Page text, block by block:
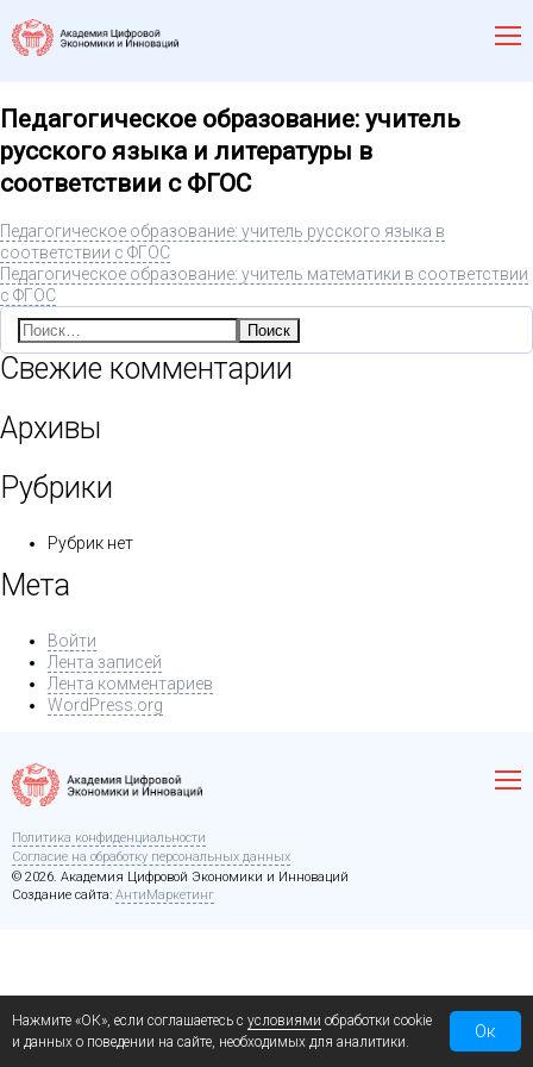
Педагогическое образование: учитель
русского языка и литературы в
соответствии с ФГОС
Педагогическое образование: учитель русского языка в
соответствии с ФГОС
Педагогическое образование: учитель математики в соответствии
с ФГОС
Найти:
Свежие комментарии
Архивы
Рубрики
Рубрик нет
Мета
Войти
Лента записей
Лента комментариев
WordPress.org
Политика конфиденциальности
Согласие на обработку персональных данных
© 2026. Академия Цифровой Экономики и Инноваций
Создание сайта: АнтиМаркетинг
Нажмите «ОК», если соглашаетесь с условиями обработки cookie
и данных о поведении на сайте, необходимых для аналитики.
Ок